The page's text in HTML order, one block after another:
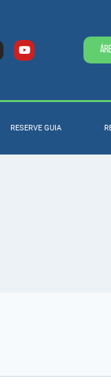
RESERVE GUIA